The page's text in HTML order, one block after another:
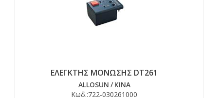
ΕΛΕΓΚΤΗΣ ΜΟΝΩΣΗΣ DT261
ALLOSUN / ΚΙΝΑ
Κωδ.:722-030261000